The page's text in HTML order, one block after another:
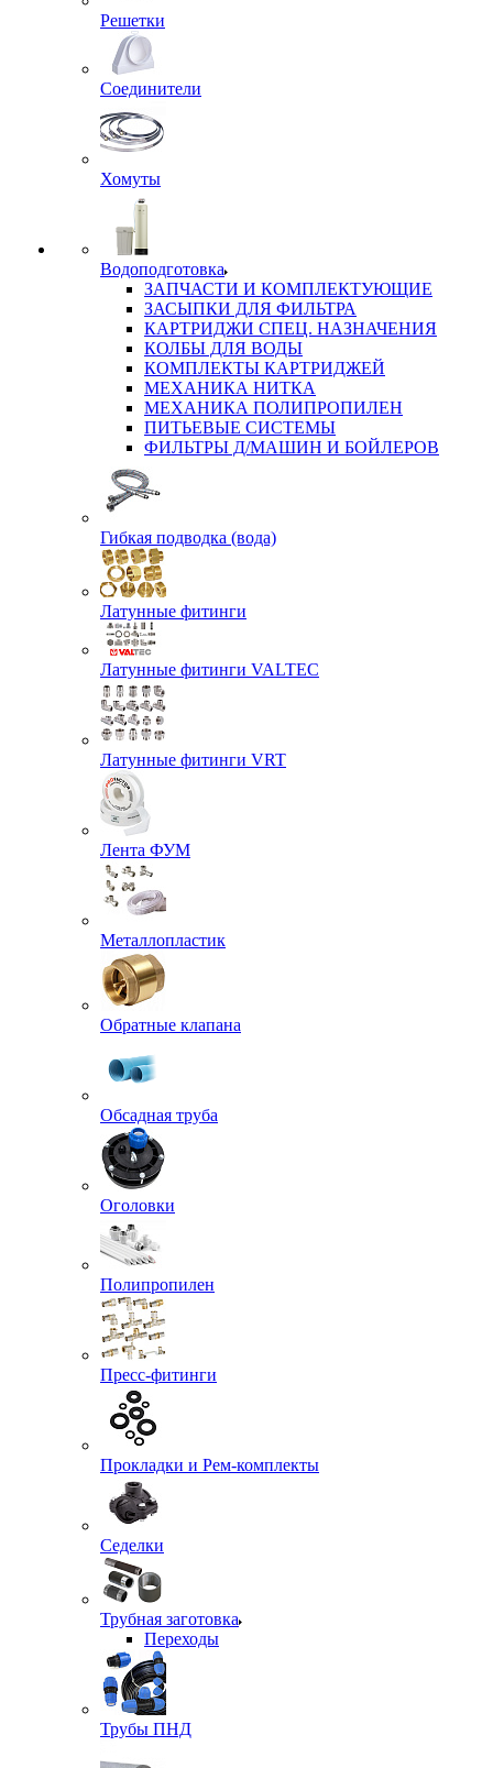
Решетки
Соединители
Хомуты
Водоподготовка
ЗАПЧАСТИ И КОМПЛЕКТУЮЩИЕ
ЗАСЫПКИ ДЛЯ ФИЛЬТРА
КАРТРИДЖИ СПЕЦ. НАЗНАЧЕНИЯ
КОЛБЫ ДЛЯ ВОДЫ
КОМПЛЕКТЫ КАРТРИДЖЕЙ
МЕХАНИКА НИТКА
МЕХАНИКА ПОЛИПРОПИЛЕН
ПИТЬЕВЫЕ СИСТЕМЫ
ФИЛЬТРЫ Д/МАШИН И БОЙЛЕРОВ
Гибкая подводка (вода)
Латунные фитинги
Латунные фитинги VALTEC
Латунные фитинги VRT
Лента ФУМ
Металлопластик
Обратные клапана
Обсадная труба
Оголовки
Полипропилен
Пресс-фитинги
Прокладки и Рем-комплекты
Седелки
Трубная заготовка
Переходы
Трубы ПНД